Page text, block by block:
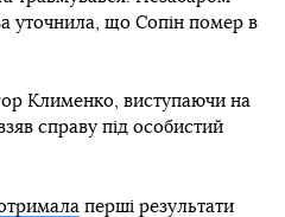
уточнила, що Сопін помер в
Клименко, виступаючи на
справу під особистий
перші результати